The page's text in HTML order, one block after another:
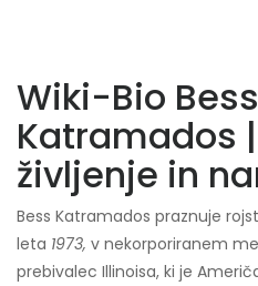
Wiki-Bio Bess
Katramados
življenje in
Bess Katramados praznuje
leta 1973, v nekorporiranem
prebivalec Illinoisa, ki je